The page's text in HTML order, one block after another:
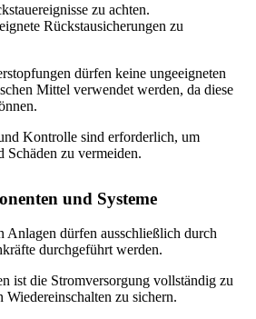
zu achten.
Rückstausicherungen zu
dürfen keine ungeeigneten
Mittel verwendet werden, da diese
Kontrolle sind erforderlich, um
Schäden zu vermeiden.
und Systeme
Anlagen dürfen ausschließlich durch
durchgeführt werden.
ist die Stromversorgung vollständig zu
Wiedereinschalten zu sichern.